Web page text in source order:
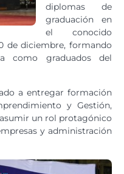
diplomas de
graduación en
el conocido
de diciembre, formando
como graduados del
a entregar formación
y Gestión,
un rol protagónico
y administración